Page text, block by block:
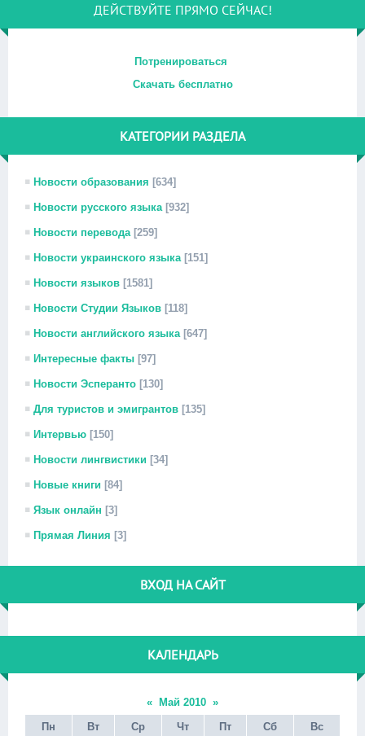
ДЕЙСТВУЙТЕ ПРЯМО СЕЙЧАС!
Потренироваться
Скачать бесплатно
КАТЕГОРИИ РАЗДЕЛА
Новости образования [634]
Новости русского языка [932]
Новости перевода [259]
Новости украинского языка [151]
Новости языков [1581]
Новости Студии Языков [118]
Новости английского языка [647]
Интересные факты [97]
Новости Эсперанто [130]
Для туристов и эмигрантов [135]
Интервью [150]
Новости лингвистики [34]
Новые книги [84]
Язык онлайн [3]
Прямая Линия [3]
ВХОД НА САЙТ
КАЛЕНДАРЬ
« Май 2010 »
Пн
Вт Ср Чт Пт Сб Вс